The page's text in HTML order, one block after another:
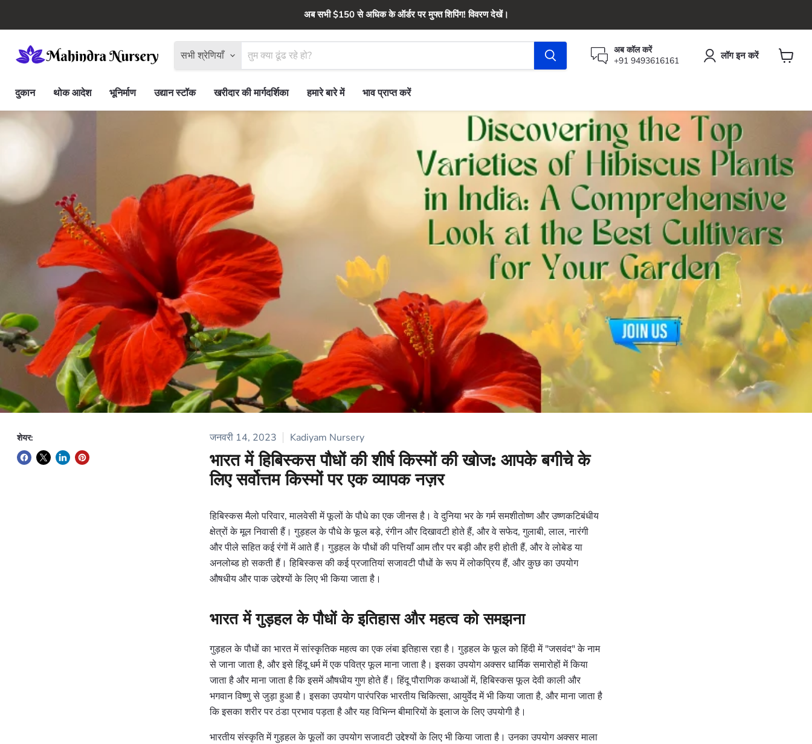
अब सभी $150 से अधिक के ऑर्डर पर मुफ्त शिपिंग! विवरण देखें।
सभी श्रेणियाँ
अब कॉल करें
+91 9493616161
लॉग इन करें
दुकान
थोक आदेश भूनिर्माण उद्यान स्टॉक खरीदार की मार्गदर्शिका हमारे बारे में भाव प्राप्त करें
शेयर: जनवरी 14, 2023 Kadiyam Nursery
भारत में हिबिस्कस पौधों की शीर्ष किस्मों की खोज: आपके बगीचे के
लिए सर्वोत्तम किस्मों पर एक व्यापक नज़र
हिबिस्कस मैलो परिवार, मालवेसी में फूलों के पौधे का एक जीनस है। वे दुनिया भर के गर्म समशीतोष्ण और उष्णकटिबंधीय
क्षेत्रों के मूल निवासी हैं। गुड़हल के पौधे के फूल बड़े, रंगीन और दिखावटी होते हैं, और वे सफेद, गुलाबी, लाल, नारंगी
और पीले सहित कई रंगों में आते हैं। गुड़हल के पौधों की पत्तियाँ आम तौर पर बड़ी और हरी होती हैं, और वे लोबेड या
अनलोब्ड हो सकती हैं। हिबिस्कस की कई प्रजातियां सजावटी पौधों के रूप में लोकप्रिय हैं, और कुछ का उपयोग
औषधीय और पाक उद्देश्यों के लिए भी किया जाता है।
भारत में गुड़हल के पौधों के इतिहास और महत्व को समझना
गुड़हल के पौधों का भारत में सांस्कृतिक महत्व का एक लंबा इतिहास रहा है। गुड़हल के फूल को हिंदी में "जसवंद" के नाम
से जाना जाता है, और इसे हिंदू धर्म में एक पवित्र फूल माना जाता है। इसका उपयोग अक्सर धार्मिक समारोहों में किया
जाता है और माना जाता है कि इसमें औषधीय गुण होते हैं। हिंदू पौराणिक कथाओं में, हिबिस्कस फूल देवी काली और
भगवान विष्णु से जुड़ा हुआ है। इसका उपयोग पारंपरिक भारतीय चिकित्सा, आयुर्वेद में भी किया जाता है, और माना जाता है
कि इसका शरीर पर ठंडा प्रभाव पड़ता है और यह विभिन्न बीमारियों के इलाज के लिए उपयोगी है।
भारतीय संस्कृति में गुड़हल के फूलों का उपयोग सजावटी उद्देश्यों के लिए भी किया जाता है। उनका उपयोग अक्सर माला